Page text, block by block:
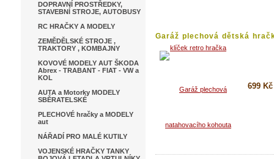
DOPRAVNÍ PROSTŘEDKY,
STAVEBNÍ STROJE, AUTOBUSY
RC HRAČKY A MODELY
ZEMĚDĚLSKÉ STROJE ,
TRAKTORY , KOMBAJNY
KOVOVÉ MODELY AUT ŠKODA
Abrex - TRABANT - FIAT - VW a
KOL
AUTA a Motorky MODELY
SBĚRATELSKÉ
PLECHOVÉ hračky a MODELY
aut
NÁŘADÍ PRO MALÉ KUTILY
VOJENSKÉ HRAČKY TANKY
Garáž plechová dětská
699 Kč